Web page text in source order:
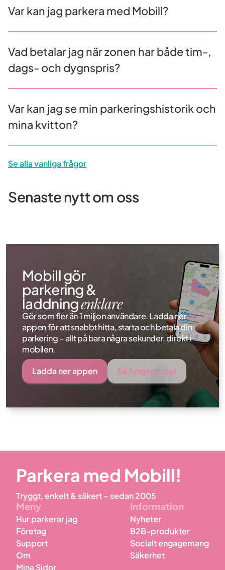
Var kan jag parkera med Mobill?
Vad betalar jag när zonen har både tim-,
dags- och dygnspris?
Var kan jag se min parkeringshistorik och
mina kvitton?
Se alla vanliga frågor
Senaste nytt om oss
Från och med 1:e juli kan du använda Mobill för
Läs mer
Mobill gör
parkering &
laddningenklare
Gör som fler än 1 miljon användare. Ladda ner
appen för att snabbt hitta, starta och betala din
parkering – allt på bara några sekunder, direkt i
mobilen.
Ladda ner appen Så fungerar det
Parkera med Mobill!
Tryggt, enkelt & säkert – sedan 2005
Meny
Hur parkerar jag
Företag
Support
Om
Mina Sidor
Information
Nyheter
B2B-produkter
Socialt engagemang
Säkerhet